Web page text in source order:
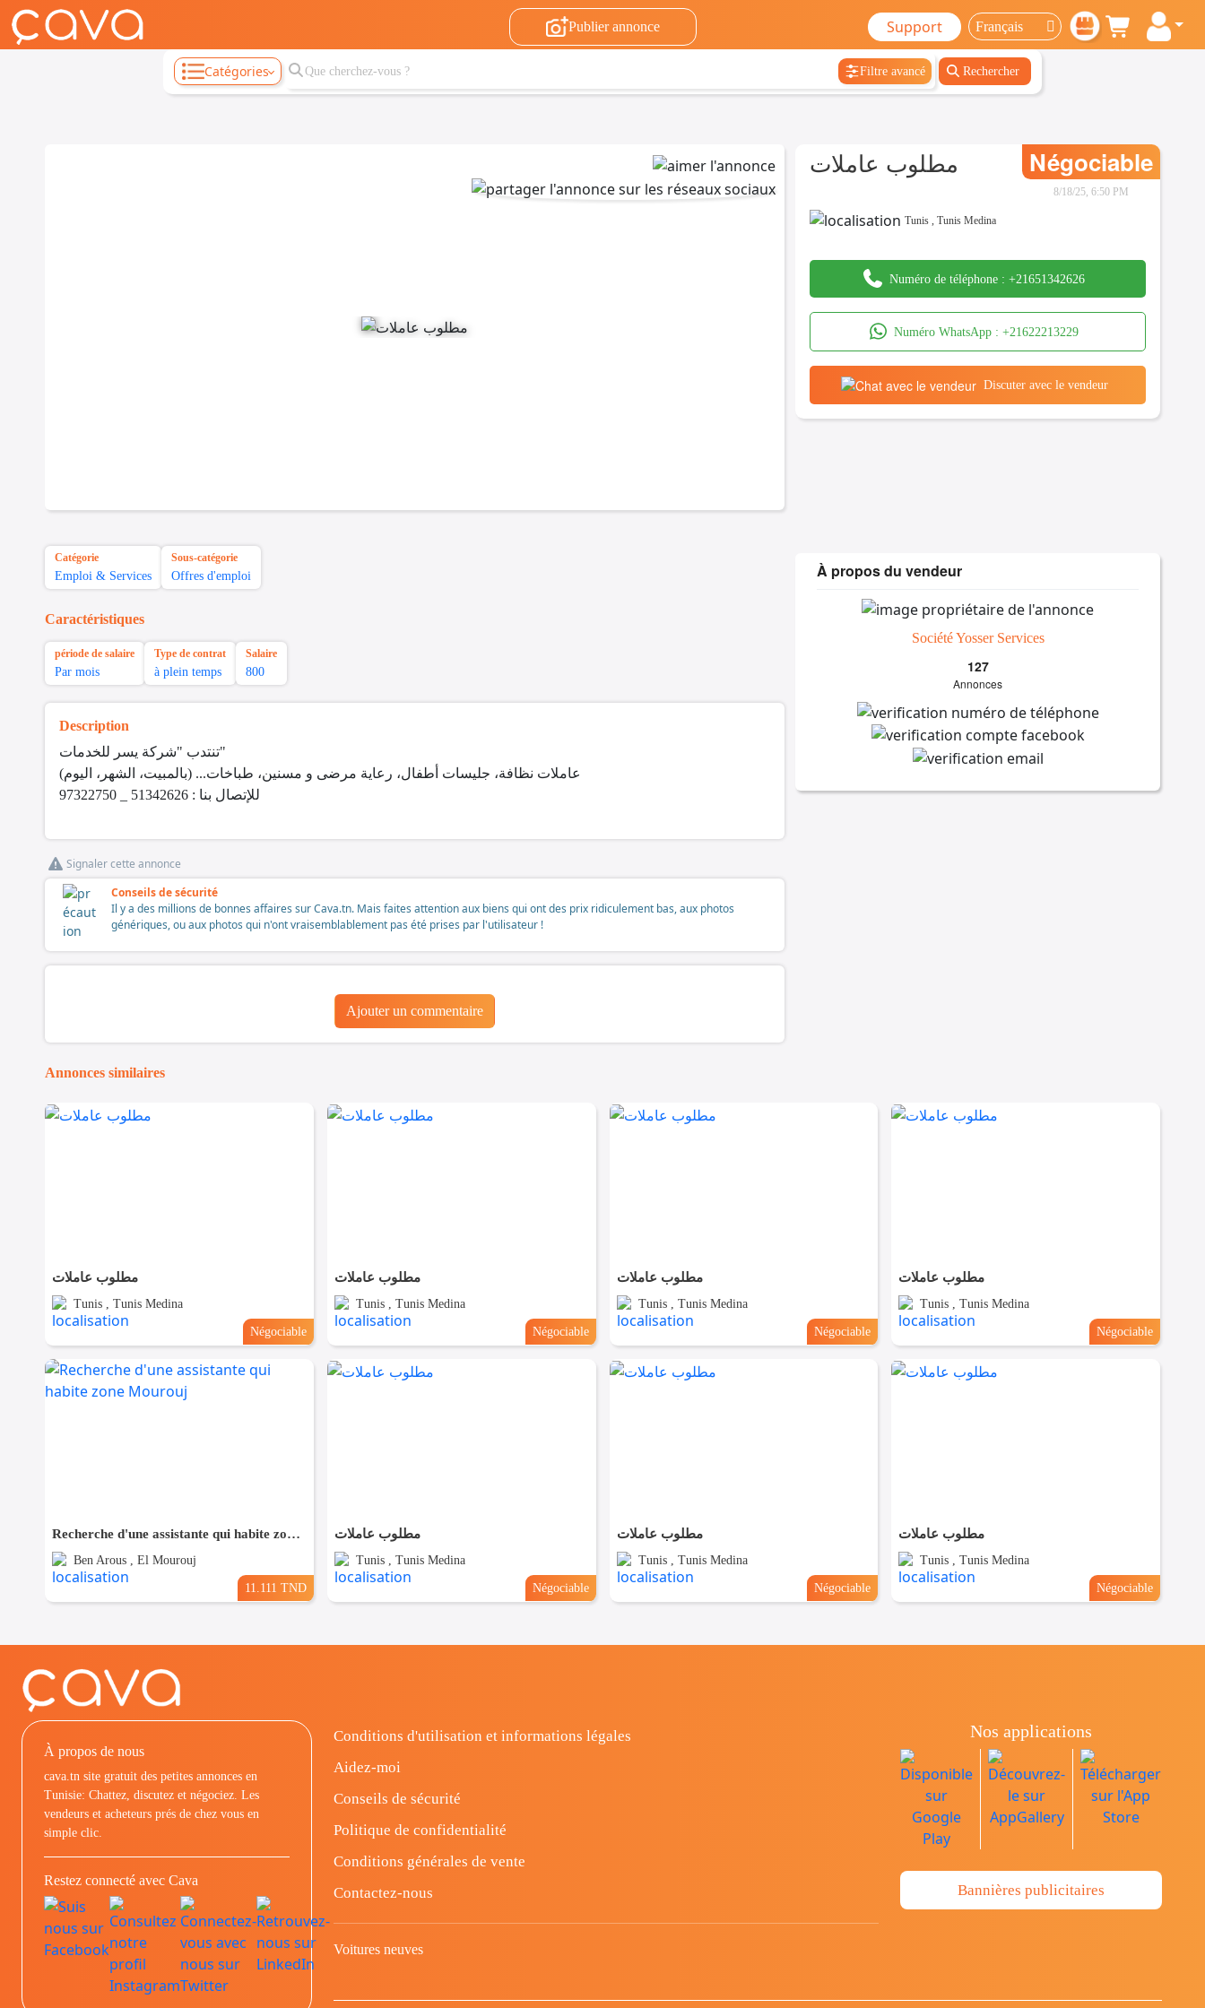
Publier annonce Support
Catégories Filtre avancé Rechercher
مطلوب عاملات Négociable
8/18/25, 6:50 PM
Tunis ,Tunis Medina
Numéro de téléphone :+21651342626
Numéro WhatsApp : +21622213229
Discuter avec le vendeur
Catégorie
Emploi & Services
Sous-catégorie
Offres d'emploi
Caractéristiques
période de salaire
Par mois
Type de contrat
à plein temps
Salaire
800
Description
تنتدب "شركة يسر للخدمات"
عاملات نظافة، جليسات أطفال، رعاية مرضى و مسنين، طباخات... (بالمبيت، الشهر، اليوم)
للإتصال بنا : 51342626 _ 97322750
Signaler cette annonce
Conseils de sécurité
Il y a des millions de bonnes affaires sur Cava.tn. Mais faites attention aux biens qui ont des prix ridiculement bas, aux photos
génériques, ou aux photos qui n'ont vraisemblablement pas été prises par l'utilisateur !
Ajouter un commentaire
À propos du vendeur
Société Yosser Services
127
Annonces
Annonces similaires
مطلوب عاملات
Tunis , Tunis Medina
Négociable
مطلوب عاملات
Tunis , Tunis Medina
Négociable
مطلوب عاملات
Tunis , Tunis Medina
Négociable
مطلوب عاملات
Tunis , Tunis Medina
Négociable
Recherche d'une assistante qui habite zone Mourouj
Ben Arous , El Mourouj
11.111 TND
مطلوب عاملات
Tunis , Tunis Medina
Négociable
مطلوب عاملات
Tunis , Tunis Medina
Négociable
مطلوب عاملات
Tunis , Tunis Medina
Négociable
À propos de nous
cava.tn site gratuit des petites annonces en
Tunisie: Chattez, discutez et négociez. Les
vendeurs et acheteurs prés de chez vous en
simple clic.
Restez connecté avec Cava
Conditions d'utilisation et informations légales
Aidez-moi
Conseils de sécurité
Politique de confidentialité
Conditions générales de vente
Contactez-nous
Voitures neuves
Nos applications
Bannières publicitaires